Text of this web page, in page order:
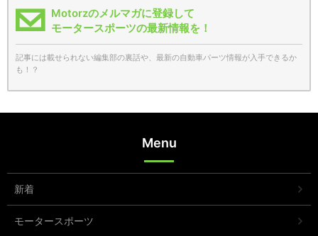
Motorzのメルマガに登録して
モータースポーツの最新情報を！
記事には載せられない編集部の裏話や、最新の自動車パーツ情報が入手できるか
も！？
Menu
新着
モータースポーツ